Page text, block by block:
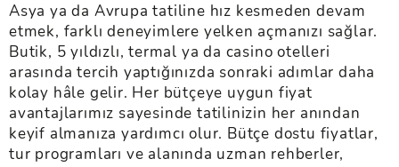
Asya ya da Avrupa tatiline hız kesmeden devam
etmek, farklı deneyimlere yelken açmanızı sağlar.
Butik, 5 yıldızlı, termal ya da casino otelleri
arasında tercih yaptığınızda sonraki adımlar daha
kolay hâle gelir. Her bütçeye uygun fiyat
avantajlarımız sayesinde tatilinizin her anından
keyif almanıza yardımcı olur. Bütçe dostu fiyatlar,
tur programları ve alanında uzman rehberler,